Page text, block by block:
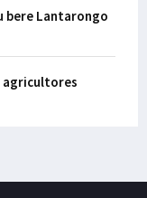
bere Lantarongo
agricultores